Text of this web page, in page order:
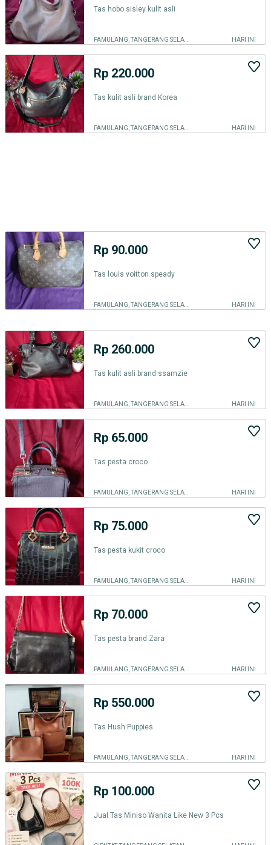
Tas hobo sisley kulit asli
PAMULANG, TANGERANG SELATAN KOTA HARI INI
Rp 220.000
Tas kulit asli brand Korea
PAMULANG, TANGERANG SELATAN KOTA HARI INI
Rp 90.000
Tas louis voitton speady
PAMULANG, TANGERANG SELATAN KOTA HARI INI
Rp 260.000
Tas kulit asli brand ssamzie
PAMULANG, TANGERANG SELATAN KOTA HARI INI
Rp 65.000
Tas pesta croco
PAMULANG, TANGERANG SELATAN KOTA HARI INI
Rp 75.000
Tas pesta kukit croco
PAMULANG, TANGERANG SELATAN KOTA HARI INI
Rp 70.000
Tas pesta brand Zara
PAMULANG, TANGERANG SELATAN KOTA HARI INI
Rp 550.000
Tas Hush Puppies
PAMULANG, TANGERANG SELATAN KOTA HARI INI
Rp 100.000
Jual Tas Miniso Wanita Like New 3 Pcs